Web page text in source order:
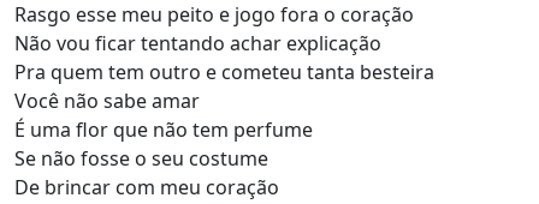
Rasgo esse meu peito e jogo fora o coração
Não vou ficar tentando achar explicação
Pra quem tem outro e cometeu tanta besteira
Você não sabe amar
É uma flor que não tem perfume
Se não fosse o seu costume
De brincar com meu coração